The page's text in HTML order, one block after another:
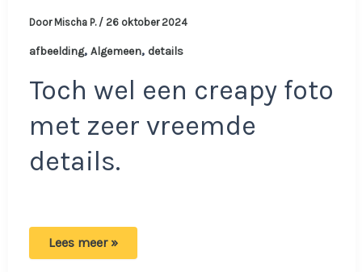
Door Mischa P. / 26 oktober 2024
afbeelding, Algemeen, details
Toch wel een creapy foto
met zeer vreemde
details.
Oude
Lees meer »